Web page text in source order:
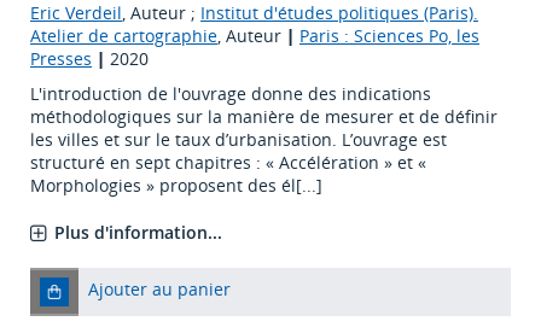
Eric Verdeil, Auteur ; Institut d'études politiques (Paris).
Atelier de cartographie, Auteur | Paris : Sciences Po, les
Presses | 2020
L'introduction de l'ouvrage donne des indications
méthodologiques sur la manière de mesurer et de définir
les villes et sur le taux d’urbanisation. L’ouvrage est
structuré en sept chapitres : « Accélération » et «
Morphologies » proposent des él[...]
Plus d'information...
Ajouter au panier